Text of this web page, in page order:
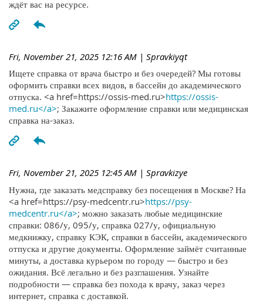
ждёт вас на ресурсе.
Fri, November 21, 2025 12:16 AM | Spravkiyqt
Ищете справка от врача быстро и без очередей? Мы готовы
оформить справки всех видов, в бассейн до академического
отпуска. <a href=https://ossis-med.ru>https://ossis-
med.ru</a>; Закажите оформление справки или медицинская
справка на-заказ.
Fri, November 21, 2025 12:45 AM | Spravkizye
Нужна, где заказать медсправку без посещения в Москве? На
<a href=https://psy-medcentr.ru>https://psy-
medcentr.ru</a>; можно заказать любые медицинские
справки: 086/у, 095/у, справка 027/у, официальную
медкнижку, справку КЭК, справки в бассейн, академического
отпуска и другие документы. Оформление займёт считанные
минуты, а доставка курьером по городу — быстро и без
ожидания. Всё легально и без разглашения. Узнайте
подробности — справка без похода к врачу, заказ через
интернет, справка с доставкой.